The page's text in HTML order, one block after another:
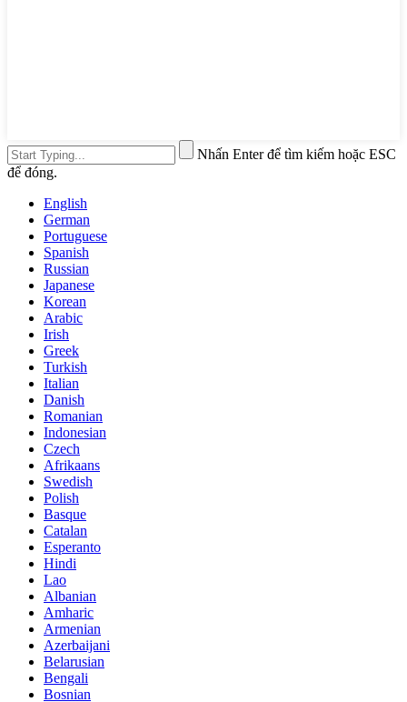
Nhấn Enter để tìm kiếm hoặc ESC
để đóng.
English
German
Portuguese
Spanish
Russian
Japanese
Korean
Arabic
Irish
Greek
Turkish
Italian
Danish
Romanian
Indonesian
Czech
Afrikaans
Swedish
Polish
Basque
Catalan
Esperanto
Hindi
Lao
Albanian
Amharic
Armenian
Azerbaijani
Belarusian
Bengali
Bosnian